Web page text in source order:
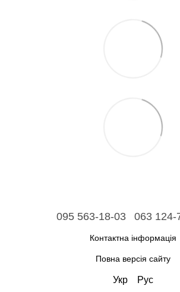
095 563-18-03 063 124-
Контактна інформація
Повна версія сайту
Укр Рус